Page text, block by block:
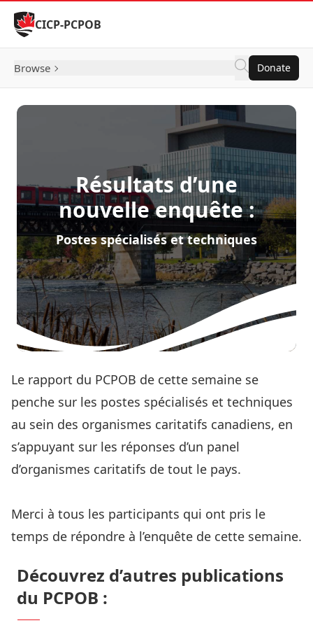
Skip to Content
CICP-PCPOB
Browse Donate
Résultats d’une
nouvelle enquête :
Postes spécialisés et techniques
Le rapport du PCPOB de cette semaine se
penche sur les postes spécialisés et techniques
au sein des organismes caritatifs canadiens, en
s’appuyant sur les réponses d’un panel
d’organismes caritatifs de tout le pays.
Merci à tous les participants qui ont pris le
temps de répondre à l’enquête de cette semaine.
Découvrez d’autres publications
du PCPOB :